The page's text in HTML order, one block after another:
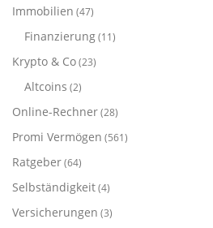
Immobilien (47)
Finanzierung(11)
Krypto & Co(23)
Altcoins (2)
Online-Rechner(28)
Promi Vermögen (561)
Ratgeber(64)
Selbständigkeit(4)
Versicherungen (3)